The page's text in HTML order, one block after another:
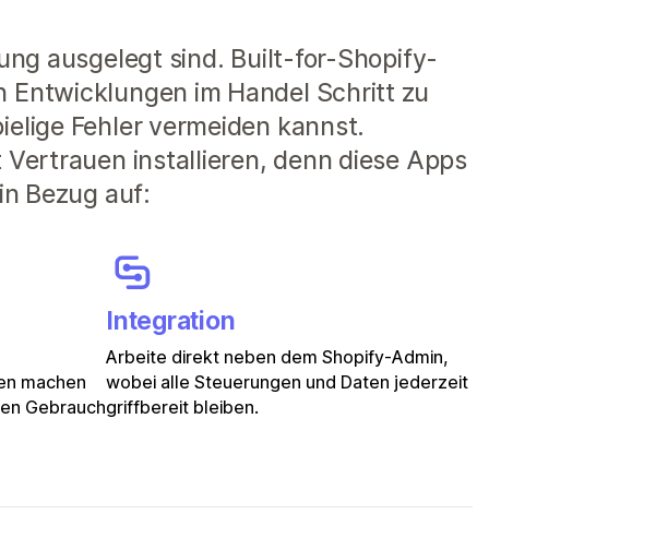
ausgelegt sind. Built-for-Shopify-
im Handel Schritt zu
Fehler vermeiden kannst.
installieren, denn diese Apps
Bezug auf:
machen
Gebrauch
Integration
Arbeite direkt neben dem Shopify-Admin,
wobei alle Steuerungen und Daten jederzeit
griffbereit bleiben.